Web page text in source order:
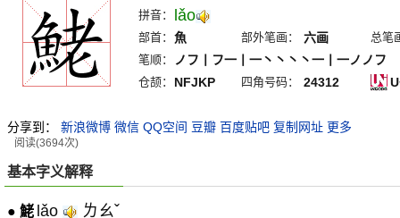
拼音： lǎo
部首： 魚 部外笔画： 六画
总笔
笔顺：
ノフ丨フ一丨一丶丶丶丶一丨一ノノフ
仓颉： NFJKP 四角号码： 24312
分享到： 新浪微博 微信 QQ空间 豆瓣 百度贴吧 复制网址 更多
阅读(3694次)
基本字义解释
● 鮱 lǎo ㄌㄠˇ